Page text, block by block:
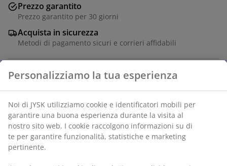
Prezzo garantito
Prezzo garantito per 30 giorni
Acquista in sicurezza
Metodi di pagamento sicuri e corrieri affidabili
per essere posizionato dove preferisci. Ø20 x H22 cm
SKU: 4912534
Personalizziamo la tua esperienza
Noi di JYSK utilizziamo cookie e identificatori mobili per
garantire una buona esperienza durante la visita al
nostro sito web. I cookie raccolgono informazioni su di te